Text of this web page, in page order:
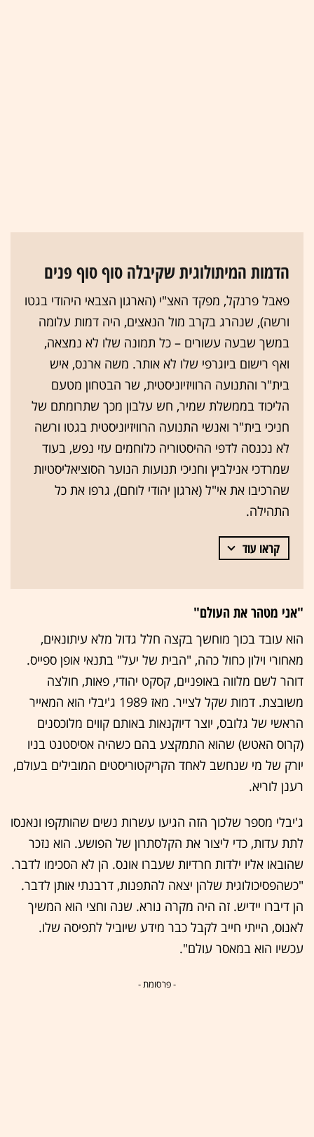
הדמות המיתולוגית שקיבלה סוף סוף פנים
פאבל פרנקל, מפקד האצ"י (הארגון הצבאי היהודי בגטו
ורשה), שנהרג בקרב מול הנאצים, היה דמות עלומה
במשך שבעה עשורים – כל תמונה שלו לא נמצאה,
ואף רישום ביוגרפי שלו לא אותר. משה ארנס, איש
בית"ר והתנועה הרוויזיוניסטית, שר הבטחון מטעם
הליכוד בממשלת שמיר, חש עלבון מכך שתרומתם של
חניכי בית"ר ואנשי התנועה הרוויזיוניסטית בגטו ורשה
לא נכנסה לדפי ההיסטוריה כלוחמים עזי נפש, בעוד
שמרדכי אנילביץ וחניכי תנועות הנוער הסוציאליסטיות
שהרכיבו את אי"ל (ארגון יהודי לוחם), גרפו את כל
התהילה.
קראו עוד
"אני מטהר את העולם"
הוא עובד בכוך מוחשך בקצה חלל גדול מלא עיתונאים,
מאחורי וילון כחול כהה, "הבית של יעל" בתנאי אופן ספייס.
דוהר לשם מלווה באופניים, קסקט יהודי, פאות, חולצה
משובצת. דמות שקל לצייר. מאז 1989 ג'יבלי הוא המאייר
הראשי של גלובס, יוצר דיוקנאות באותם קווים מלוכסנים
(קרוס האטש) שהוא התמקצע בהם כשהיה אסיסטנט בניו
יורק של מי שנחשב לאחד הקריקטוריסטים המובילים בעולם,
רענן לוריא.
ג'יבלי מספר שלכוך הזה הגיעו עשרות נשים שהותקפו ונאנסו
לתת עדות, כדי ליצור את הקלסתרון של הפושע. הוא נזכר
שהובאו אליו ילדות חרדיות שעברו אונס. הן לא הסכימו לדבר.
"כשהפסיכולוגית שלהן יצאה להתפנות, דרבנתי אותן לדבר.
הן דיברו יידיש. זה היה מקרה נורא. שנה וחצי הוא המשיך
לאנוס, הייתי חייב לקבל כבר מידע שיוביל לתפיסה שלו.
עכשיו הוא במאסר עולם".
- פרסומת -